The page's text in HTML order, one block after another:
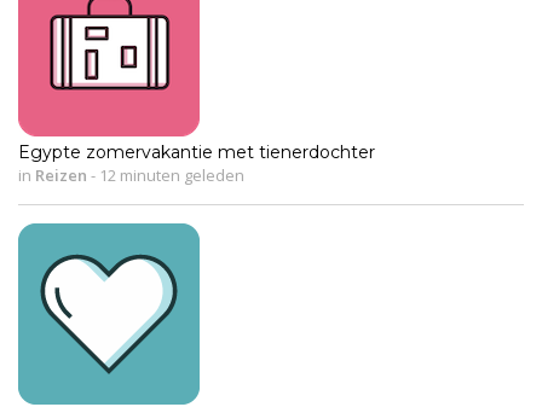
Egypte zomervakantie met tienerdochter
in Reizen - 12 minuten geleden